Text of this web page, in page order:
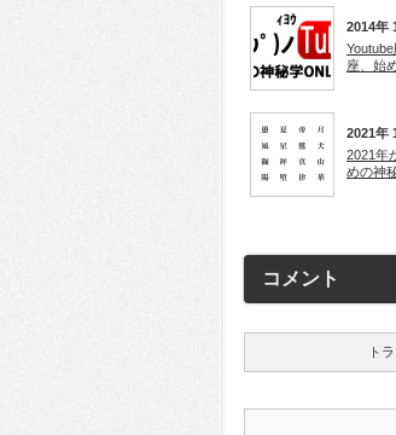
2014年
座、始
2021年
2021年
めの神
コメント
ト